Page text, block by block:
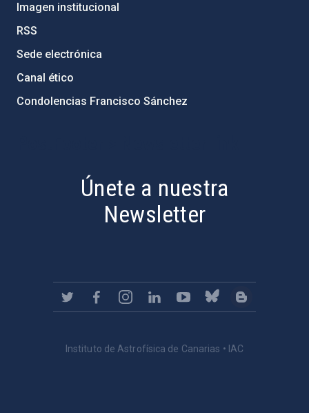
Imagen institucional
RSS
Sede electrónica
Canal ético
Condolencias Francisco Sánchez
Únete a nuestra
Newsletter
Instituto de Astrofísica de Canarias • IAC